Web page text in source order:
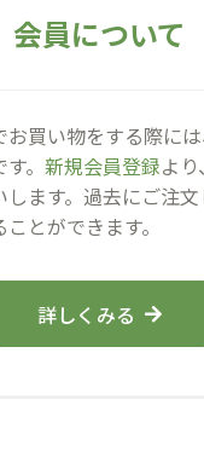
会員について
お買い物をする際に
。 新規会員登録よ
します。過去にご注
とができます。
詳しくみる